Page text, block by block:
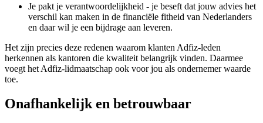
Je pakt je verantwoordelijkheid - je beseft dat jouw advies het
verschil kan maken in de financiële fitheid van Nederlanders
en daar wil je een bijdrage aan leveren.
Het zijn precies deze redenen waarom klanten Adfiz-leden
herkennen als kantoren die kwaliteit belangrijk vinden. Daarmee
voegt het Adfiz-lidmaatschap ook voor jou als ondernemer waarde
toe.
Onafhankelijk en betrouwbaar